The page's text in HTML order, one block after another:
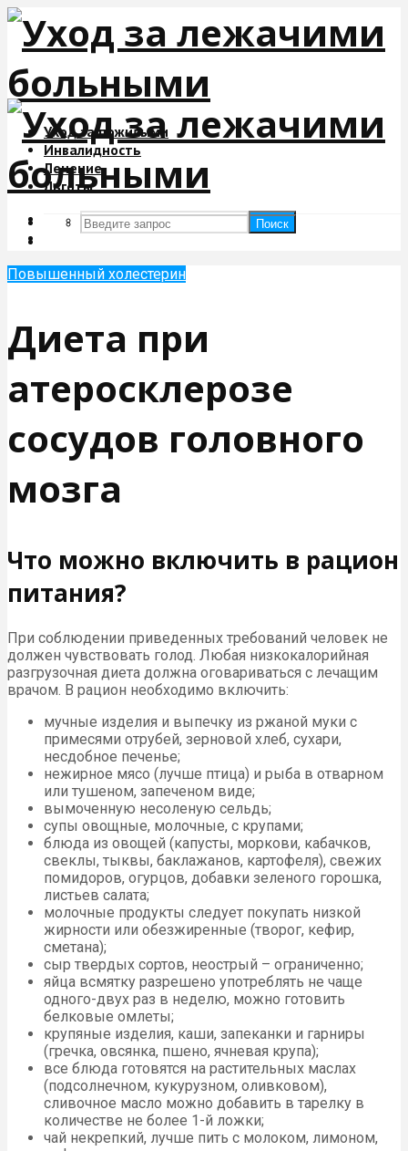
Уход за пожилыми
Инвалидность
Лечение
Льготы
Поиск
Поиск
Повышенный холестерин
Диета при
атеросклерозе
сосудов головного
мозга
Что можно включить в рацион
питания?
При соблюдении приведенных требований человек не
должен чувствовать голод. Любая низкокалорийная
разгрузочная диета должна оговариваться с лечащим
врачом. В рацион необходимо включить:
мучные изделия и выпечку из ржаной муки с
примесями отрубей, зерновой хлеб, сухари,
несдобное печенье;
нежирное мясо (лучше птица) и рыба в отварном
или тушеном, запеченом виде;
вымоченную несоленую сельдь;
супы овощные, молочные, с крупами;
блюда из овощей (капусты, моркови, кабачков,
свеклы, тыквы, баклажанов, картофеля), свежих
помидоров, огурцов, добавки зеленого горошка,
листьев салата;
молочные продукты следует покупать низкой
жирности или обезжиренные (творог, кефир,
сметана);
сыр твердых сортов, неострый – ограниченно;
яйца всмятку разрешено употреблять не чаще
одного-двух раз в неделю, можно готовить
белковые омлеты;
крупяные изделия, каши, запеканки и гарниры
(гречка, овсянка, пшено, ячневая крупа);
все блюда готовятся на растительных маслах
(подсолнечном, кукурузном, оливковом),
сливочное масло можно добавить в тарелку в
количестве не более 1-й ложки;
чай некрепкий, лучше пить с молоком, лимоном,